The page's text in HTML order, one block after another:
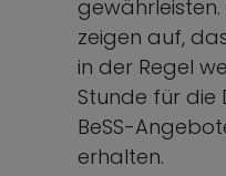
zeigen auf,
in der Regel
Stunde für die
BeSS-
erhalten.